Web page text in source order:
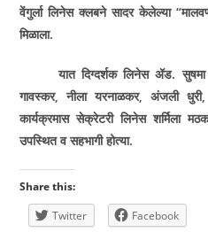
वेंगुर्ला लिनेस क्लबने सादर केलेल्या
मिळाला.
यात दिग्दर्शक लिनेस ॲड. सुषमा
गावस्कर, नीला यरनाळकर, अंजली
कार्यक्रमास सेक्रेटरी लिनेस शर्मिला
उपस्थित व सहभागी होत्या.
Share this:
Twitter
Facebook